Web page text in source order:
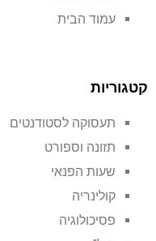
עמוד הבית
קטגוריות
תעסוקה לסטודנטים
תזונה וספורט
שעות הפנאי
קולינריה
פסיכולוגיה